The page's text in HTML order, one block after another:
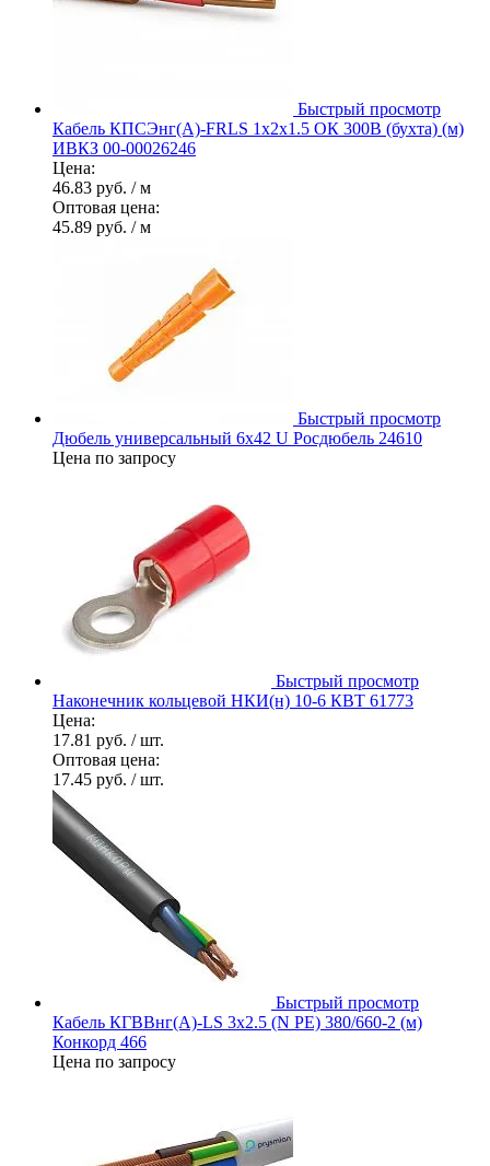
Быстрый просмотр
Кабель КПСЭнг(А)-FRLS 1х2х1.5 ОК 300В (бухта) (м)
ИВКЗ 00-00026246
Цена:
46.83 руб. / м
Оптовая цена:
45.89 руб. / м
Быстрый просмотр
Дюбель универсальный 6х42 U Росдюбель 24610
Цена по запросу
Быстрый просмотр
Наконечник кольцевой НКИ(н) 10-6 КВТ 61773
Цена:
17.81 руб. / шт.
Оптовая цена:
17.45 руб. / шт.
Быстрый просмотр
Кабель КГВВнг(А)-LS 3х2.5 (N PE) 380/660-2 (м)
Конкорд 466
Цена по запросу